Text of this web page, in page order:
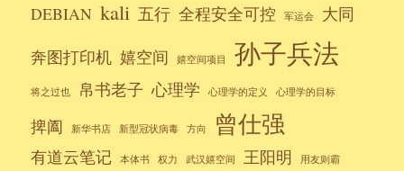
DEBIAN kali 五行 全程安全可控 军运会
大同
奔图打印机 嬉空间 嬉空间项目 孙子兵法
将之过也 帛书老子 心理学 心理学的定义 心理学的目标
捭阖 新华书店 新型冠状病毒 方向 曾仕强
有道云笔记 本体书 权力 武汉嬉空间 王阳明 用友则霸